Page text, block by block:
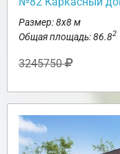
Размер: 8х8 м
Общая площадь: 86.82
3245750